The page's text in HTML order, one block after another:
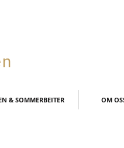
& SOMMERBEITER OM